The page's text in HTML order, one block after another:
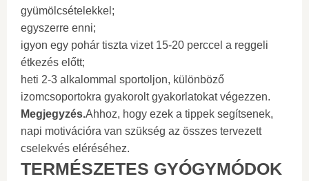
gyümölcsételekkel;
egyszerre enni;
igyon egy pohár tiszta vizet 15-20 perccel a reggeli
étkezés előtt;
heti 2-3 alkalommal sportoljon, különböző
izomcsoportokra gyakorolt ​​gyakorlatokat végezzen.
Megjegyzés.Ahhoz, hogy ezek a tippek segítsenek,
napi motivációra van szükség az összes tervezett
cselekvés eléréséhez.
TERMÉSZETES GYÓGYMÓDOK